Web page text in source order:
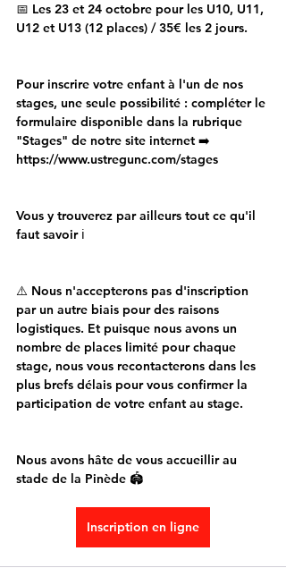
📅 Les 23 et 24 octobre pour les U10, U11,
U12 et U13 (12 places) / 35€ les 2 jours.
Pour inscrire votre enfant à l'un de nos
stages, une seule possibilité : compléter le
formulaire disponible dans la rubrique
"Stages" de notre site internet ➡️
https://www.ustregunc.com/stages
Vous y trouverez par ailleurs tout ce qu'il
faut savoir ℹ️
⚠️ Nous n'accepterons pas d'inscription
par un autre biais pour des raisons
logistiques. Et puisque nous avons un
nombre de places limité pour chaque
stage, nous vous recontacterons dans les
plus brefs délais pour vous confirmer la
participation de votre enfant au stage.
Nous avons hâte de vous accueillir au
stade de la Pinède 🏟
Inscription en ligne